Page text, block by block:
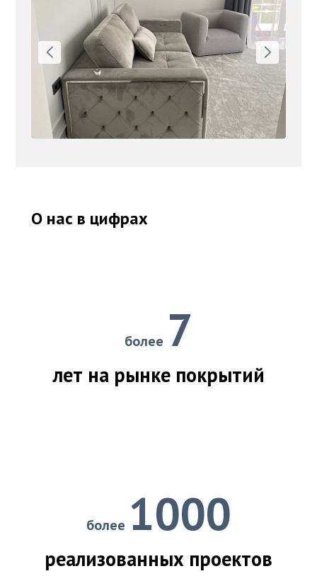
О нас в цифрах
более 7
лет на рынке покрытий
более 1000
реализованных проектов